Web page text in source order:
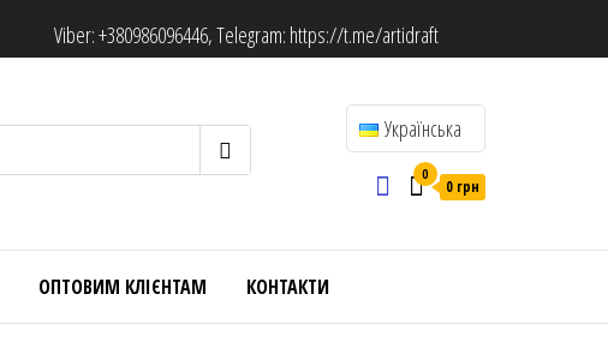
Viber:+380986096446, Telegram: https://t.me/artidraft
Українська
0
0 грн
ОПТОВИМ КЛІЄНТАМ КОНТАКТИ